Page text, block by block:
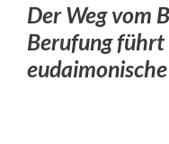
Der Weg vom
Berufung führt